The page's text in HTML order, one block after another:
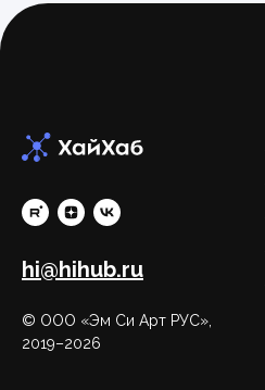
hi@hihub.ru
© ООО «Эм Си Арт РУС»,
2019–2026